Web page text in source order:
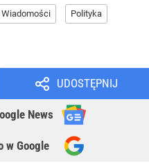
Wiadomości Polityka
UDOSTĘPNIJ
News
w Google